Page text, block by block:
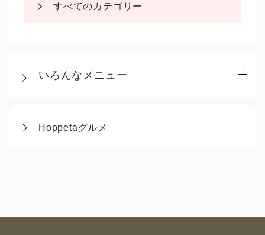
すべてのカテゴリー
いろんなメニュー
Hoppetaグルメ